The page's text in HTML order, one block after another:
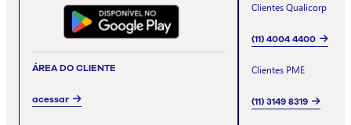
ÁREA DO CLIENTE
acessar
Clientes Qualicorp
(11) 4004 4400
Clientes PME
(11) 3149 8319